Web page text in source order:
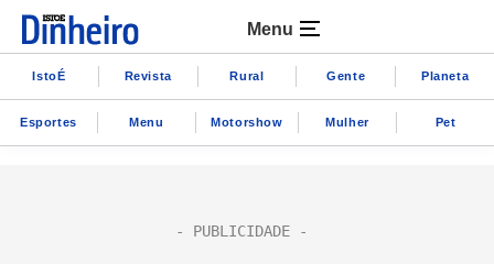
Menu
IstoÉ Revista Rural Gente Planeta
Esportes Menu Motorshow Mulher Pet